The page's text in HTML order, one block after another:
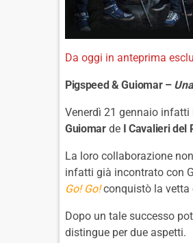
Da oggi in anteprima
Pigspeed & Guiomar –
Venerdì 21 gennaio infatti
Guiomarde I Cavalieri del
La loro collaborazione
infatti già incontrato con
Go! Go!conquistò la vetta
Dopo un tale successo
distingue per due aspetti.